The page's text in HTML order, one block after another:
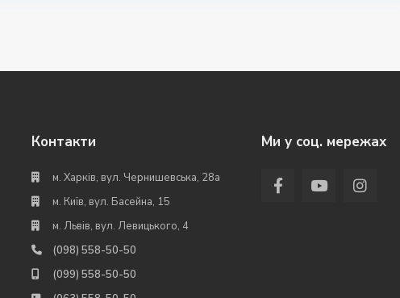
Контакти
м. Харків, вул. Чернишевська, 28а
м. Київ, вул. Басейна, 15
м. Львів, вул. Левицького, 4
(098) 558-50-50
(099) 558-50-50
Ми у соц. мережах